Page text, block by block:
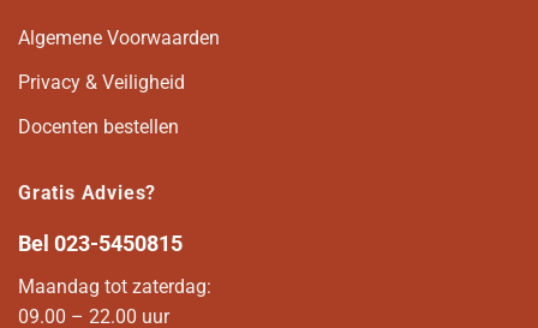
Algemene Voorwaarden
Privacy & Veiligheid
Docenten bestellen
Gratis Advies?
Bel 023-5450815
Maandag tot zaterdag:
09.00 – 22.00 uur